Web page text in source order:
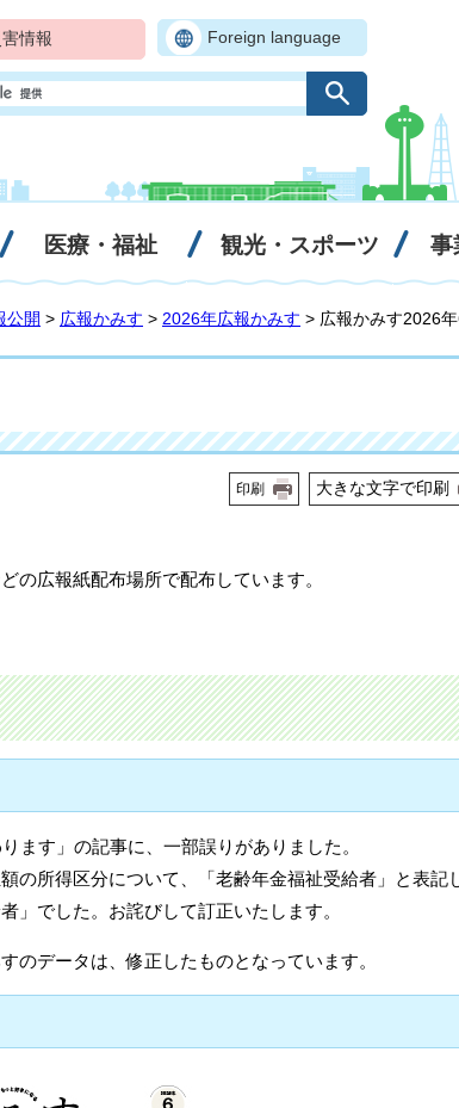
害情報 Foreign language
医療・福祉 観光・スポーツ 事
公開 > 広報かみす > 2026年広報かみす > 広報かみす2026
印刷 大きな文字で印刷
の広報紙配布場所で配布しています。
ます」の記事に、一部誤りがありました。
の所得区分について、「老齢年金福祉受給者」と表記
」でした。お詫びして訂正いたします。
のデータは、修正したものとなっています。